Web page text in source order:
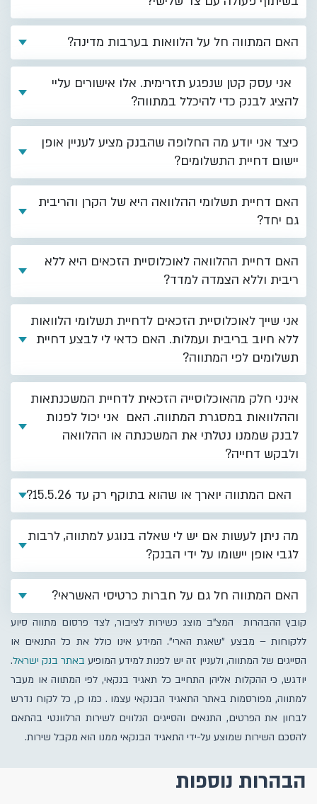
האם המתווה חל על הלוואות בערבות מדינה?
אני עסק קטן שנפגע תזרימית. אלו אישורים עליי
להציג לבנק כדי להיכלל במתווה?
כיצד אני יודע מה החלופה שהבנק מציע לעניין אופן
יישום דחיית התשלומים?
האם דחיית תשלומי ההלוואה היא של הקרן והריבית
גם יחד?
האם דחיית ההלוואה לאוכלוסיית הזכאים היא ללא
ריבית וללא הצמדה למדד?
אני שייך לאוכלוסיית הזכאים לדחיית תשלומי הלוואות
ללא חיוב בריבית ועמלות. האם כדאי לי לבצע דחיית
תשלומים לפי המתווה?
אינני חלק מהאוכלוסייה הזכאית לדחיית המשכנתאות
וההלוואות במסגרת המתווה. האם אני יכול לפנות
לבנק שממנו נטלתי את המשכנתה או ההלוואה
ולבקש דחייה?
האם המתווה יוארך או שהוא בתוקף רק עד 15.5.26?
מה ניתן לעשות אם יש לי שאלה בנוגע למתווה, לרבות
לגבי אופן יישומו על ידי הבנק?
האם המתווה חל גם על חברות כרטיסי האשראי?
קובץ ההבהרות המצ"ב מוצג כשירות לציבור, לצד פרסום מתווה סיוע
ללקוחות – מבצע "שאגת הארי". המידע אינו כולל את כל התנאים או
הסייגים של המתווה, ולעניין זה יש לפנות למידע המופיע באתר בנק ישראל.
יודגש, כי ההקלות אליהן התחייב כל תאגיד בנקאי, לפי המתווה או מעבר
למתווה, מפורסמות באתר התאגיד הבנקאי עצמו . כמו כן, כל לקוח נדרש
לבחון את הפרטים, התנאים והסייגים הנלווים לשירות הרלוונטי בהתאם
להסכם השירות שמוצע על-ידי התאגיד הבנקאי ממנו הוא מקבל שירות.
הבהרות נוספות